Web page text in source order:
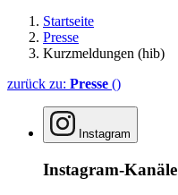
Startseite
Presse
Kurzmeldungen (hib)
zurück zu: Presse ()
Instagram
Instagram-Kanäle